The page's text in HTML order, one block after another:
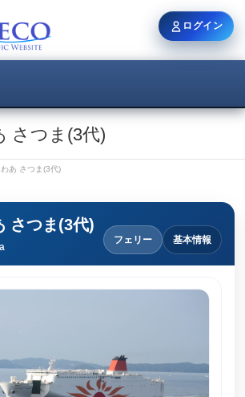
さつま(3代)
あ さつま(3代)
さつま(3代)
フェリー 基本情報
ログイン
持